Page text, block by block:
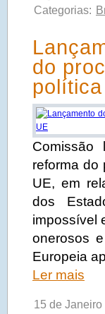
Categorias:
do
Comissão
reforma do
UE, em
dos
impossível
onerosos
Europeia
Ler mais
15 de Janeiro